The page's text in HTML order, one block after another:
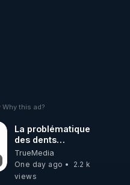
Why this ad?
La problématique
des dents
dévitalisées et
des implants
TrueMedia
One day ago
2.2 k
views